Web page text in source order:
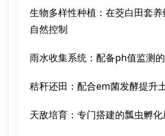
生物多样性种植：在茭白田套
自然控制
雨水收集系统：配备ph值监测
秸秆还田：配合em菌发酵提升
天敌培育：专门搭建的瓢虫孵化